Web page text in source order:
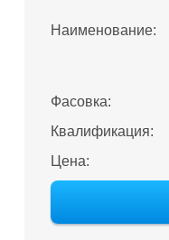
Наименование:
Фасовка:
Квалификация:
Цена: